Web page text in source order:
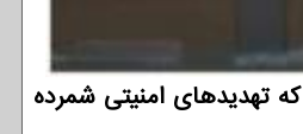
به گزارش توسعه دهندگان رئیس جمهور آمریکا روز پنج شنبه قانونی را امضا کرد که مانع می شود شرکت هایی مانند هواوی و ZTE که تهدیدهای امنیتی شمرده